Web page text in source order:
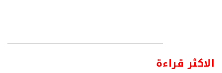
الاكثر قراءة